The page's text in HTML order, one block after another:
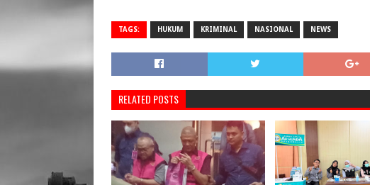
TAGS: HUKUM KRIMINAL NASIONAL NEWS
RELATED POSTS